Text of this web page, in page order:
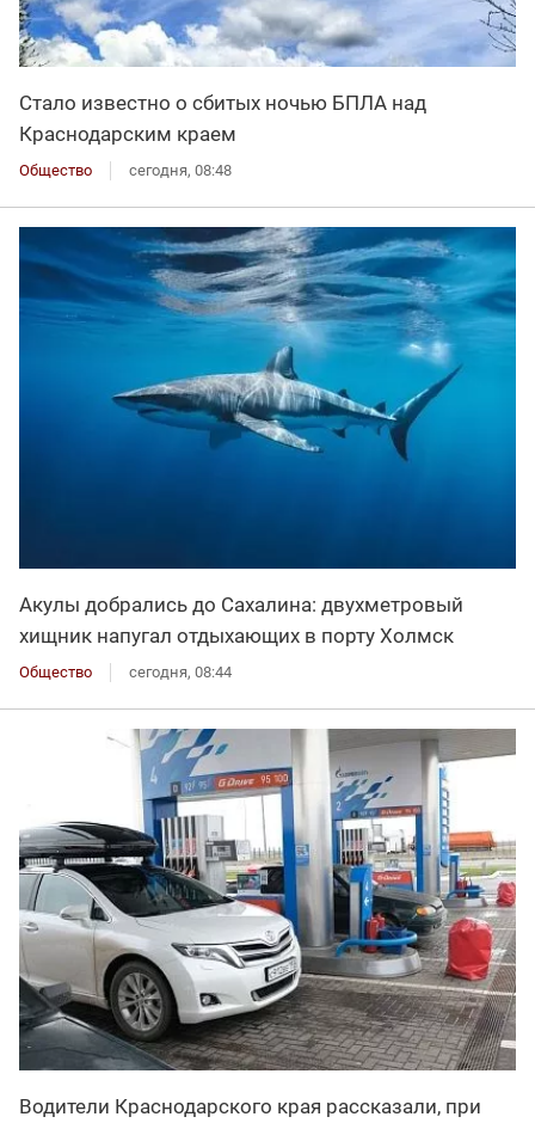
Стало известно о сбитых ночью БПЛА над
Краснодарским краем
Общество сегодня, 08:48
Акулы добрались до Сахалина: двухметровый
хищник напугал отдыхающих в порту Холмск
Общество сегодня, 08:44
Водители Краснодарского края рассказали, при